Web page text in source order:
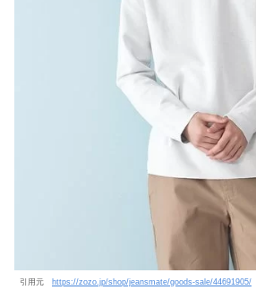
引用元 https://zozo.jp/shop/jeansmate/goods-sale/44691905/